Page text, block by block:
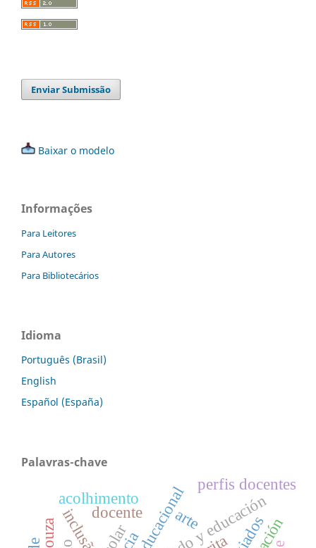
Enviar Submissão
Baixar o modelo
Informações
Para Leitores
Para Autores
Para Bibliotecários
Idioma
Português (Brasil)
English
Español (España)
Palavras-chave
estado y educación
inclusão
acolhimento
docente
perfis docentes
arte